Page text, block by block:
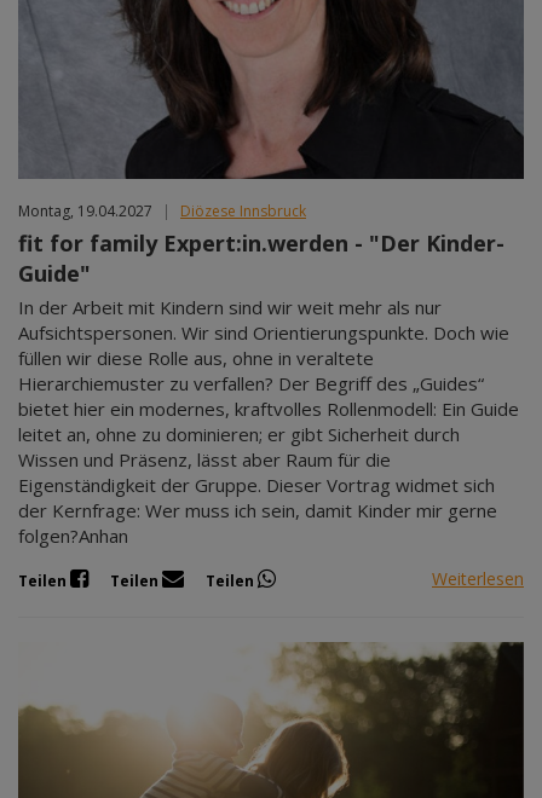
Montag, 19.04.2027 | Diözese Innsbruck
fit for family Expert:in.werden - "Der Kinder-
Guide"
In der Arbeit mit Kindern sind wir weit mehr als nur
Aufsichtspersonen. Wir sind Orientierungspunkte. Doch wie
füllen wir diese Rolle aus, ohne in veraltete
Hierarchiemuster zu verfallen? Der Begriff des „Guides“
bietet hier ein modernes, kraftvolles Rollenmodell: Ein Guide
leitet an, ohne zu dominieren; er gibt Sicherheit durch
Wissen und Präsenz, lässt aber Raum für die
Eigenständigkeit der Gruppe. Dieser Vortrag widmet sich
der Kernfrage: Wer muss ich sein, damit Kinder mir gerne
folgen?Anhan
Teilen Teilen Teilen Weiterlesen